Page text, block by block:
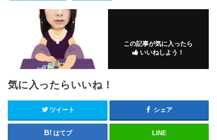
この記事が気に入ったら
いいねしよう！
気に入ったらいいね！
ツイート シェア
はてブ LINE